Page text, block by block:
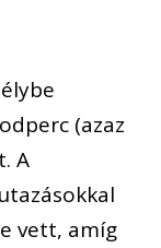
(azaz
A
vett, amíg